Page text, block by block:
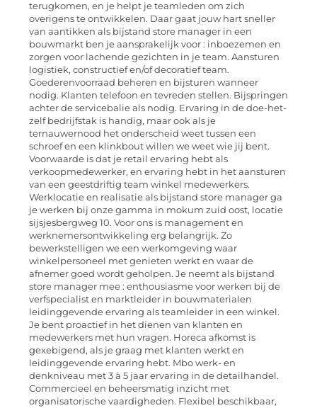
terugkomen, en je helpt je teamleden om zich
overigens te ontwikkelen. Daar gaat jouw hart sneller
van aantikken als bijstand store manager in een
bouwmarkt ben je aansprakelijk voor : inboezemen en
zorgen voor lachende gezichten in je team. Aansturen
logistiek, constructief en/of decoratief team.
Goederenvoorraad beheren en bijsturen wanneer
nodig. Klanten telefoon en tevreden stellen. Bijspringen
achter de servicebalie als nodig. Ervaring in de doe-het-
zelf bedrijfstak is handig, maar ook als je
ternauwernood het onderscheid weet tussen een
schroef en een klinkbout willen we weet wie jij bent.
Voorwaarde is dat je retail ervaring hebt als
verkoopmedewerker, en ervaring hebt in het aansturen
van een geestdriftig team winkel medewerkers.
Werklocatie en realisatie als bijstand store manager ga
je werken bij onze gamma in mokum zuid oost, locatie
sijsjesbergweg 10. Voor ons is management en
werknemersontwikkeling erg belangrijk. Zo
bewerkstelligen we een werkomgeving waar
winkelpersoneel met genieten werkt en waar de
afnemer goed wordt geholpen. Je neemt als bijstand
store manager mee : enthousiasme voor werken bij de
verfspecialist en marktleider in bouwmaterialen
leidinggevende ervaring als teamleider in een winkel.
Je bent proactief in het dienen van klanten en
medewerkers met hun vragen. Horeca afkomst is
gexebigend, als je graag met klanten werkt en
leidinggevende ervaring hebt. Mbo werk- en
denkniveau met 3 à 5 jaar ervaring in de detailhandel.
Commercieel en beheersmatig inzicht met
organisatorische vaardigheden. Flexibel beschikbaar,